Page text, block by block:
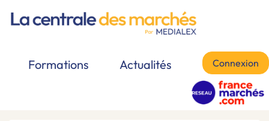
Formations Actualités Connexion